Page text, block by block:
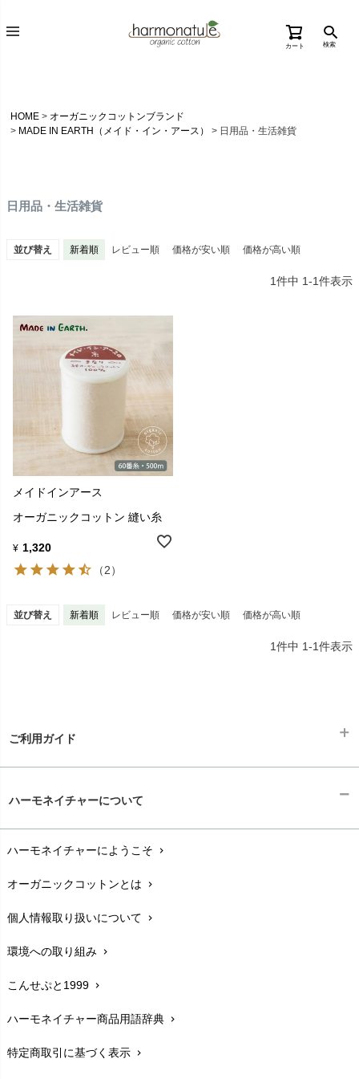
カート 検索
HOME
オーガニックコットンブランド
MADE IN EARTH（メイド・イン・アース）
日用品・生活雑貨
日用品・生活雑貨
並び替え 新着順 レビュー順 価格が安い順 価格が高い順
1件中 1-1件表示
メイドインアース
オーガニックコットン 縫い糸
¥ 1,320
（2）
並び替え 新着順 レビュー順 価格が安い順 価格が高い順
1件中 1-1件表示
ご利用ガイド
配送と送料chevron_right
在庫状況と発送予定chevron_right
サイズ・寸法chevron_right
生地・素材chevron_right
お手入れについて
レビューを書こうchevron_right
返品交換chevron_right
ハーモネイチャーについて
ハーモネイチャーにようこそ chevron_right
オーガニックコットンとは chevron_right
個人情報取り扱いについて chevron_right
環境への取り組み chevron_right
こんせぷと1999 chevron_right
ハーモネイチャー商品用語辞典 chevron_right
特定商取引に基づく表示 chevron_right